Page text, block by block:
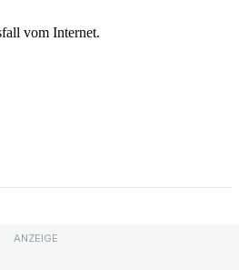
ANZEIGE